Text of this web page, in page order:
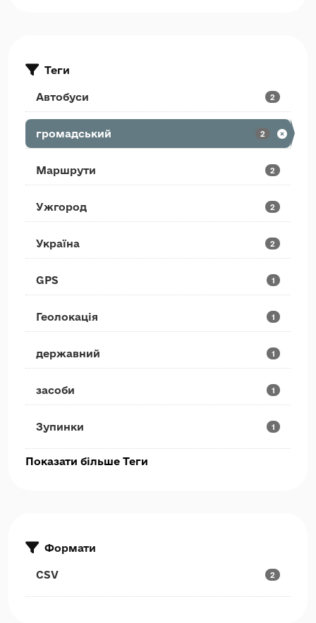
Теги
Автобуси 2
громадський 2
Маршрути 2
Ужгород 2
Україна 2
GPS 1
Геолокація 1
державний 1
засоби 1
Зупинки 1
Показати більше Теги
Формати
CSV 2